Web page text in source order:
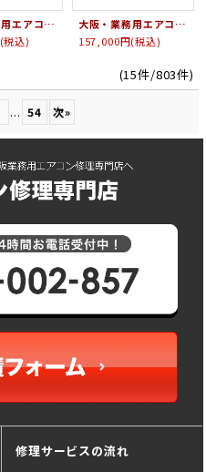
大阪・業務用エアコン 三菱重工 天吊形 シングルタイプ FDEXP564HKAG3AG 56形（2.3馬力） SAISONINVERTER FDEシリーズ 単相200V
(税込)
大阪・業務用エアコン 三菱重工 天吊形 シングルタイプ FDEXP564HAG3AG 56形（2.3馬力） SAISONINVERTER FDEシリーズ 三相200V
157,000円(税込)
(15件/803件)
... 54 次»
修理サービスの流れ